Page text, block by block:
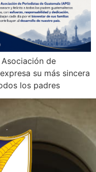
de
su más sincera
los padres